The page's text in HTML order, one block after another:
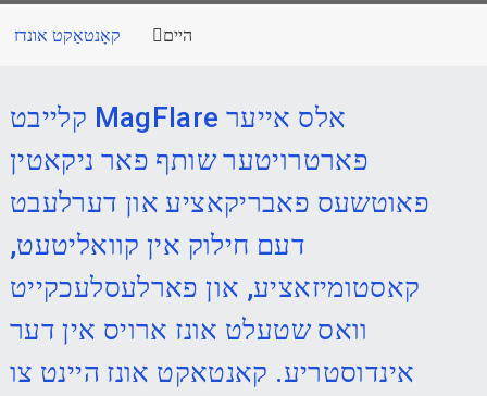
היים קאָנטאַקט אונדז
קלייבט MagFlare אלס אייער
פארטרויטער שותף פאר ניקאטין
פאוטשעס פאבריקאציע און דערלעבט
דעם חילוק אין קוואליטעט,
קאסטומיזאציע, און פארלעסלעכקייט
וואס שטעלט אונז ארויס אין דער
אינדוסטריע. קאנטאקט אונז היינט צו